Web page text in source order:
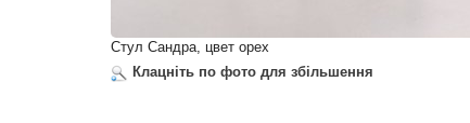
Стул Сандра, цвет орех
Клацніть по фото для збільшення